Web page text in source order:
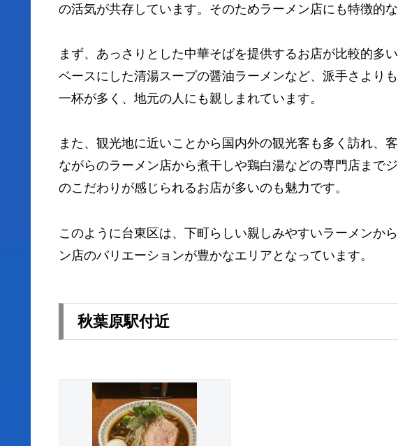
の活気が共存しています。そのためラーメン店にも特徴的な
まず、あっさりとした中華そばを提供するお店が比較的多
ベースにした清湯スープの醤油ラーメンなど、派手さより
一杯が多く、地元の人にも親しまれています。
また、観光地に近いことから国内外の観光客も多く訪れ、
ながらのラーメン店から煮干しや鶏白湯などの専門店まで
のこだわりが感じられるお店が多いのも魅力です。
このように台東区は、下町らしい親しみやすいラーメンか
ン店のバリエーションが豊かなエリアとなっています。
秋葉原駅付近